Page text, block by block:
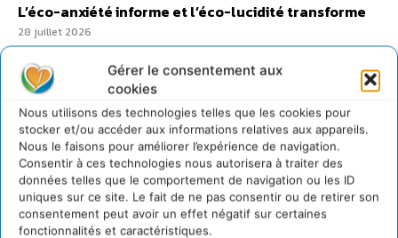
Gérer le consentement aux
cookies
Nous utilisons des technologies telles que les cookies pour
stocker et/ou accéder aux informations relatives aux appareils.
Nous le faisons pour améliorer l’expérience de navigation.
Consentir à ces technologies nous autorisera à traiter des
données telles que le comportement de navigation ou les ID
uniques sur ce site. Le fait de ne pas consentir ou de retirer son
consentement peut avoir un effet négatif sur certaines
fonctionnalités et caractéristiques.
L’éco-anxiété informe et l’éco-lucidité transforme
28 juillet 2026
7 indicateurs pour des villes résilientes et durables,
adaptées au changement climatique
27 juillet 2026